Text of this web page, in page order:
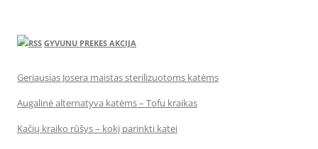
GYVUNU PREKES AKCIJA
Geriausias Josera maistas sterilizuotoms katėms
Augalinė alternatyva katėms – Tofu kraikas
Kačių kraiko rūšys – kokį parinkti katei